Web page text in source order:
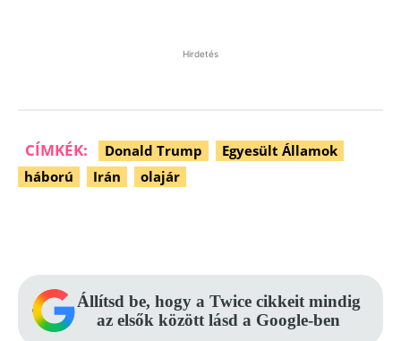
Hirdetés
CÍMKÉK: Donald Trump
Egyesült Államok
háború
Irán olajár
Állítsd be, hogy a Twice cikkeit mindig
az elsők között lásd a Google-ben